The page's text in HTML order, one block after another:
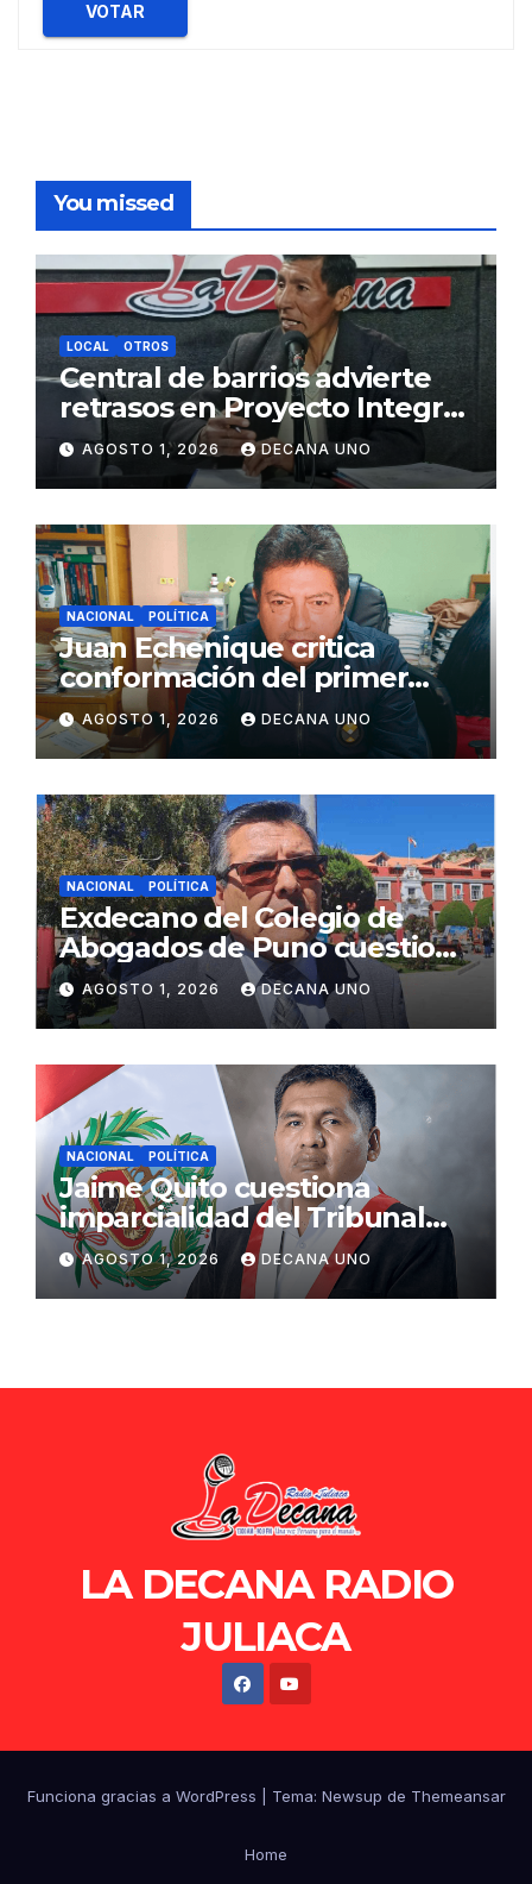
VOTAR
You missed
LOCAL OTROS
Central de barrios advierte
retrasos en Proyecto Integral
de Agua y Alcantarillado para
Juliaca
AGOSTO 1, 2026 DECANA UNO
NACIONAL POLÍTICA
Juan Echenique critica
conformación del primer
gabinete ministerial de Keiko
Fujimori
AGOSTO 1, 2026 DECANA UNO
NACIONAL POLÍTICA
Exdecano del Colegio de
Abogados de Puno cuestiona
propuestas sobre seguridad
ciudadana
AGOSTO 1, 2026 DECANA UNO
NACIONAL POLÍTICA
Jaime Quito cuestiona
imparcialidad del Tribunal
Constitucional tras liberación
de Ollanta Humala
AGOSTO 1, 2026 DECANA UNO
LA DECANA RADIO
JULIACA
Funciona gracias a WordPress Tema: Newsup de Themeansar
Home